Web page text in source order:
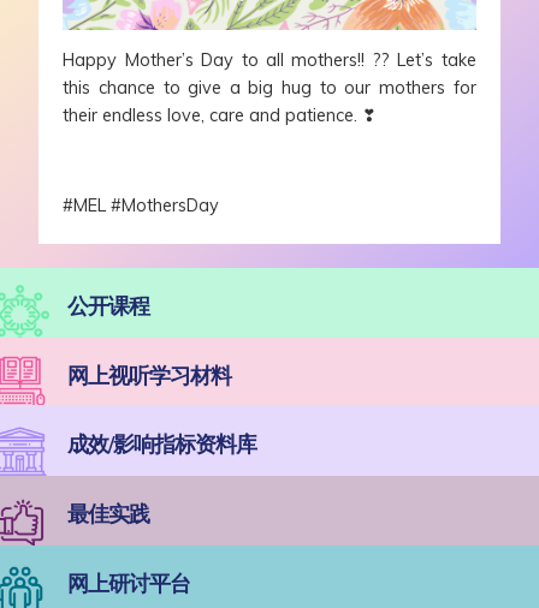
Happy Mother’s Day to all mothers!! ??‍ Let’s take
this chance to give a big hug to our mothers for
their endless love, care and patience. ❣
#MEL #MothersDay
公开课程
网上视听学习材料
成效/影响指标资料库
最佳实践
网上研讨平台